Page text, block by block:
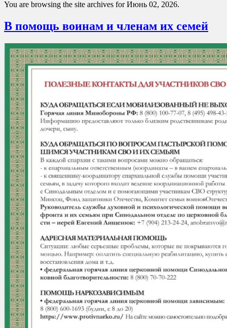
You are browsing the site archives for Июнь 02, 2026.
В помощь воинам и членам их семей